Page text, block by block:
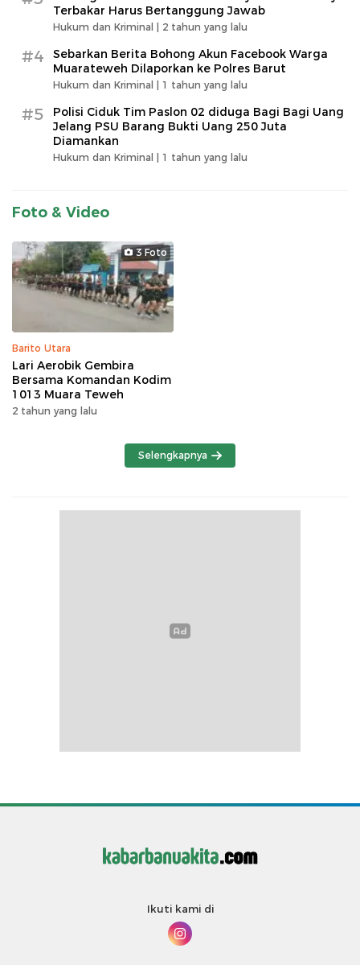
Terbakar Harus Bertanggung Jawab
Hukum dan Kriminal | 2 tahun yang lalu
#4
Sebarkan Berita Bohong Akun Facebook Warga
Muarateweh Dilaporkan ke Polres Barut
Hukum dan Kriminal | 1 tahun yang lalu
#5
Polisi Ciduk Tim Paslon 02 diduga Bagi Bagi Uang
Jelang PSU Barang Bukti Uang 250 Juta
Diamankan
Hukum dan Kriminal | 1 tahun yang lalu
Foto & Video
3 Foto
Barito Utara
Lari Aerobik Gembira
Bersama Komandan Kodim
1013 Muara Teweh
2 tahun yang lalu
Selengkapnya
Ikuti kami di